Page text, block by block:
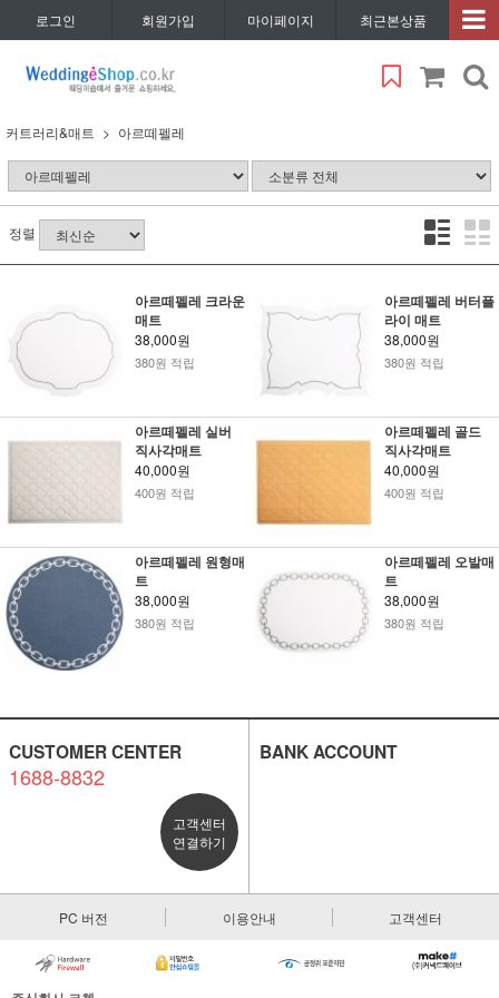
로그인 회원가입 마이페이지 최근본상품
커트러리&매트 아르떼펠레
정렬
아르떼펠레 크라운
매트
38,000원
380원 적립
아르떼펠레 버터플
라이 매트
38,000원
380원 적립
아르떼펠레 실버
직사각매트
40,000원
400원 적립
아르떼펠레 골드
직사각매트
40,000원
400원 적립
아르떼펠레 원형매
트
38,000원
380원 적립
아르떼펠레 오발매
트
38,000원
380원 적립
CUSTOMER CENTER
1688-8832
고객센터
연결하기
BANK ACCOUNT
PC 버전 이용안내 고객센터